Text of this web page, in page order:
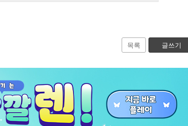
목록 글쓰기